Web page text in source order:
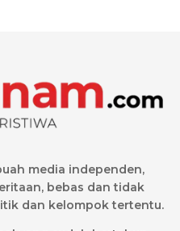
media independen,
bebas dan tidak
dan kelompok tertentu.